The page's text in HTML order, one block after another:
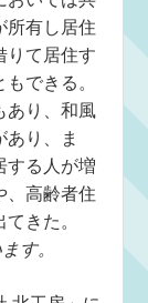
所有し居住
りて居住す
できる。
あり、和風
り、ま
する人が増
、高齢者住
きた。
す。